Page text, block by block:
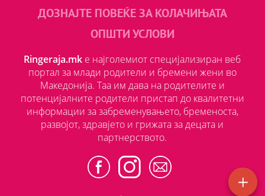
ДОЗНАЈТЕ ПОВЕЌЕ ЗА КОЛАЧИЊАТА
ОПШТИ УСЛОВИ
Ringeraja.mk е најголемиот специјализиран веб
портал за млади родители и бремени жени во
Македонија. Таа им дава на родителите и
потенцијалните родители пристап до квалитетни
информации за забременувањето, бременоста,
развојот, здравјето и грижата за децата и
партнерството.